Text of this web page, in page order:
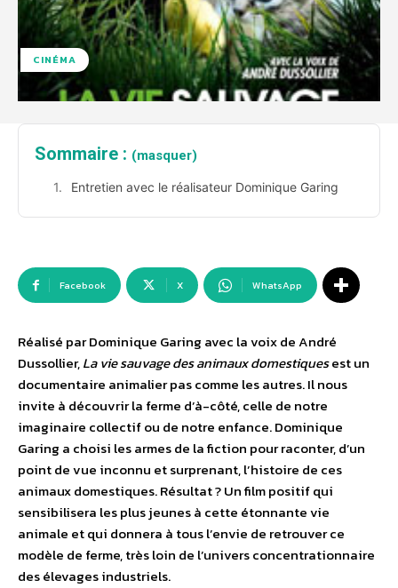
CINÉMA
Sommaire : (masquer)
Entretien avec le réalisateur Dominique Garing
Facebook X WhatsApp
Réalisé par Dominique Garing avec la voix de André
Dussollier,La vie sauvage des animaux domestiquesest un
documentaire animalier pas comme les autres. Il nous
invite à découvrir la ferme d’à-côté, celle de notre
imaginaire collectif ou de notre enfance. Dominique
Garing a choisi les armes de la fiction pour raconter, d’un
point de vue inconnu et surprenant, l’histoire de ces
animaux domestiques. Résultat ? Un film positif qui
sensibilisera les plus jeunes à cette étonnante vie
animale et qui donnera à tous l’envie de retrouver ce
modèle de ferme, très loin de l’univers concentrationnaire
des élevages industriels.